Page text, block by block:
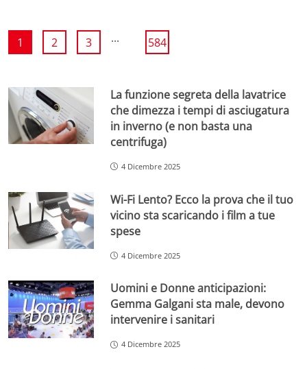
1 2 3 ... 584
La funzione segreta della lavatrice
che dimezza i tempi di asciugatura
in inverno (e non basta una
centrifuga)
4 Dicembre 2025
Wi-Fi Lento? Ecco la prova che il tuo
vicino sta scaricando i film a tue
spese
4 Dicembre 2025
Uomini e Donne anticipazioni:
Gemma Galgani sta male, devono
intervenire i sanitari
4 Dicembre 2025